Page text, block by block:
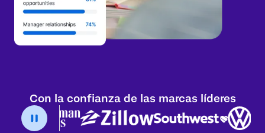
Con la confianza de las marcas líderes